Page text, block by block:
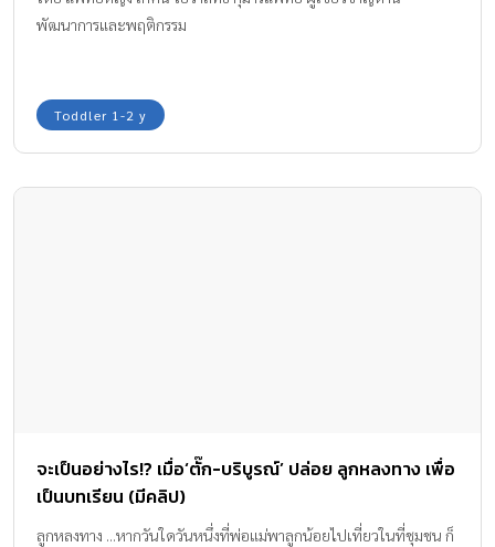
พัฒนาการและพฤติกรรม
Toddler 1-2 y
จะเป็นอย่างไร!? เมื่อ‘ตั๊ก-บริบูรณ์’ ปล่อย ลูกหลงทาง เพื่อ
เป็นบทเรียน (มีคลิป)
ลูกหลงทาง ...หากวันใดวันหนึ่งที่พ่อแม่พาลูกน้อยไปเที่ยวในที่ชุมชน ก็